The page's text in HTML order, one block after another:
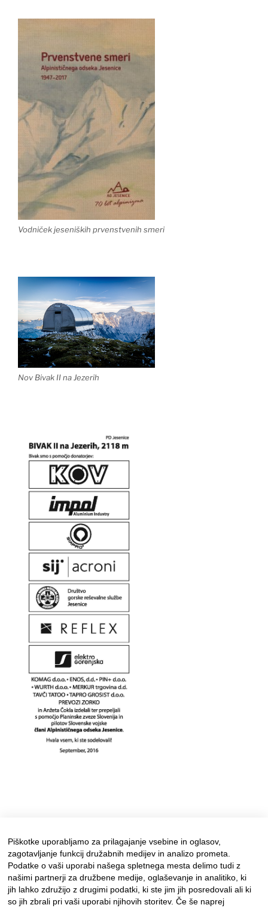
Vodniček jeseniških prvenstvenih smeri
Nov Bivak II na Jezerih
Piškotke uporabljamo za prilagajanje vsebine in oglasov,
zagotavljanje funkcij družabnih medijev in analizo prometa.
Podatke o vaši uporabi našega spletnega mesta delimo tudi z
našimi partnerji za družbene medije, oglaševanje in analitiko, ki
jih lahko združijo z drugimi podatki, ki ste jim jih posredovali ali ki
so jih zbrali pri vaši uporabi njihovih storitev. Če še naprej